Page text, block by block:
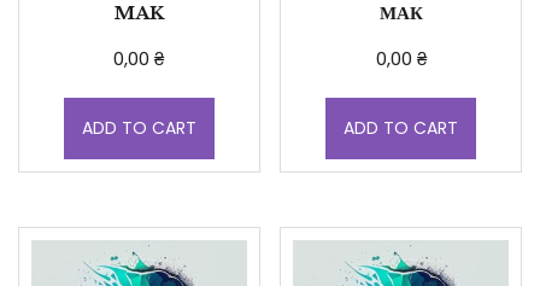
MAK
0,00₴
ADD TO CART
МАК
0,00 ₴
ADD TO CART